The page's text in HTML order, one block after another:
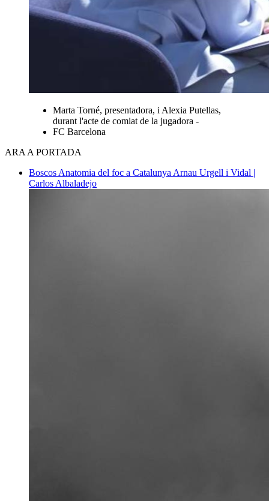
Marta Torné, presentadora, i Alexia Putellas,
durant l'acte de comiat de la jugadora -
FC Barcelona
ARA A PORTADA
Boscos Anatomia del foc a Catalunya Arnau Urgell i Vidal |
Carlos Albaladejo